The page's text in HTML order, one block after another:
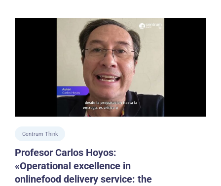
Centrum Think
Profesor Carlos Hoyos:
«Operational excellence in
onlinefood delivery service: the